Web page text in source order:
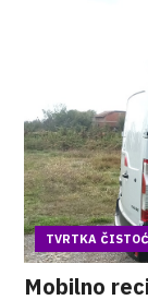
TVRTKA
Mobilno